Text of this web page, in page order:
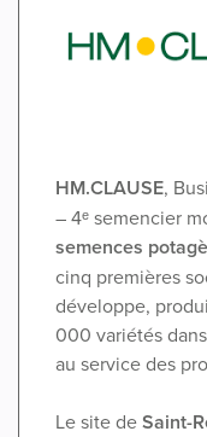
HM.CLAUSE,
– 4ᵉ semencier
semences
cinq premières
développe,
000 variétés
au service des
Le site deSaint-